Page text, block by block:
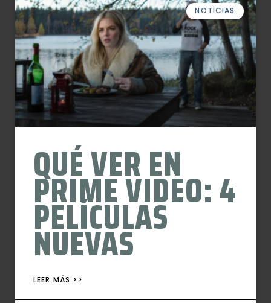
NOTICIAS
QUÉ VER EN
PRIME VIDEO: 4
PELÍCULAS
NUEVAS
LEER MÁS >>